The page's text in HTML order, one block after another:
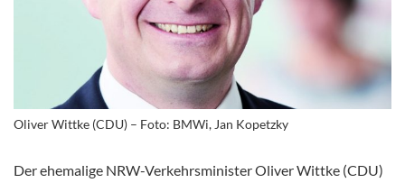
Oliver Wittke (CDU) – Foto: BMWi, Jan Kopetzky
Der ehemalige NRW-Verkehrsminister Oliver Wittke (CDU)